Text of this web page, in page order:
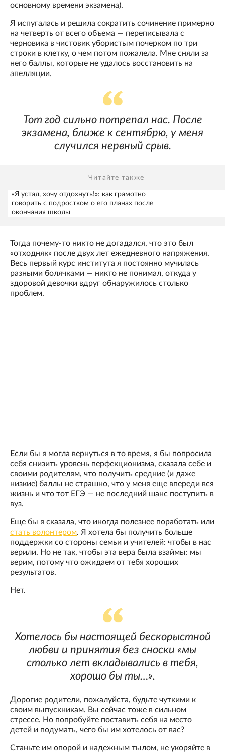
основному времени экзамена).
Я испугалась и решила сократить сочинение примерно
на четверть от всего объема — переписывала с
черновика в чистовик убористым почерком по три
строки в клетку, о чем потом пожалела. Мне сняли за
него баллы, которые не удалось восстановить на
апелляции.
Тот год сильно потрепал нас. После
экзамена, ближе к сентябрю, у меня
случился нервный срыв.
Читайте также
«Я устал, хочу отдохнуть!»: как грамотно
говорить с подростком о его планах после
окончания школы
Тогда почему-то никто не догадался, что это был
«отходняк» после двух лет ежедневного напряжения.
Весь первый курс института я постоянно мучилась
разными болячками — никто не понимал, откуда у
здоровой девочки вдруг обнаружилось столько
проблем.
Если бы я могла вернуться в то время, я бы попросила
себя снизить уровень перфекционизма, сказала себе и
своими родителям, что получить средние (и даже
низкие) баллы не страшно, что у меня еще впереди вся
жизнь и что тот ЕГЭ — не последний шанс поступить в
вуз.
Еще бы я сказала, что иногда полезнее поработать или
стать волонтером. Я хотела бы получить больше
поддержки со стороны семьи и учителей: чтобы в нас
верили. Но не так, чтобы эта вера была взаймы: мы
верим, потому что ожидаем от тебя хороших
результатов.
Нет.
Хотелось бы настоящей бескорыстной
любви и принятия без сноски «мы
столько лет вкладывались в тебя,
хорошо бы ты…».
Дорогие родители, пожалуйста, будьте чуткими к
своим выпускникам. Вы сейчас тоже в сильном
стрессе. Но попробуйте поставить себя на место
детей и подумать, чего бы им хотелось от вас?
Станьте им опорой и надежным тылом, не укоряйте в